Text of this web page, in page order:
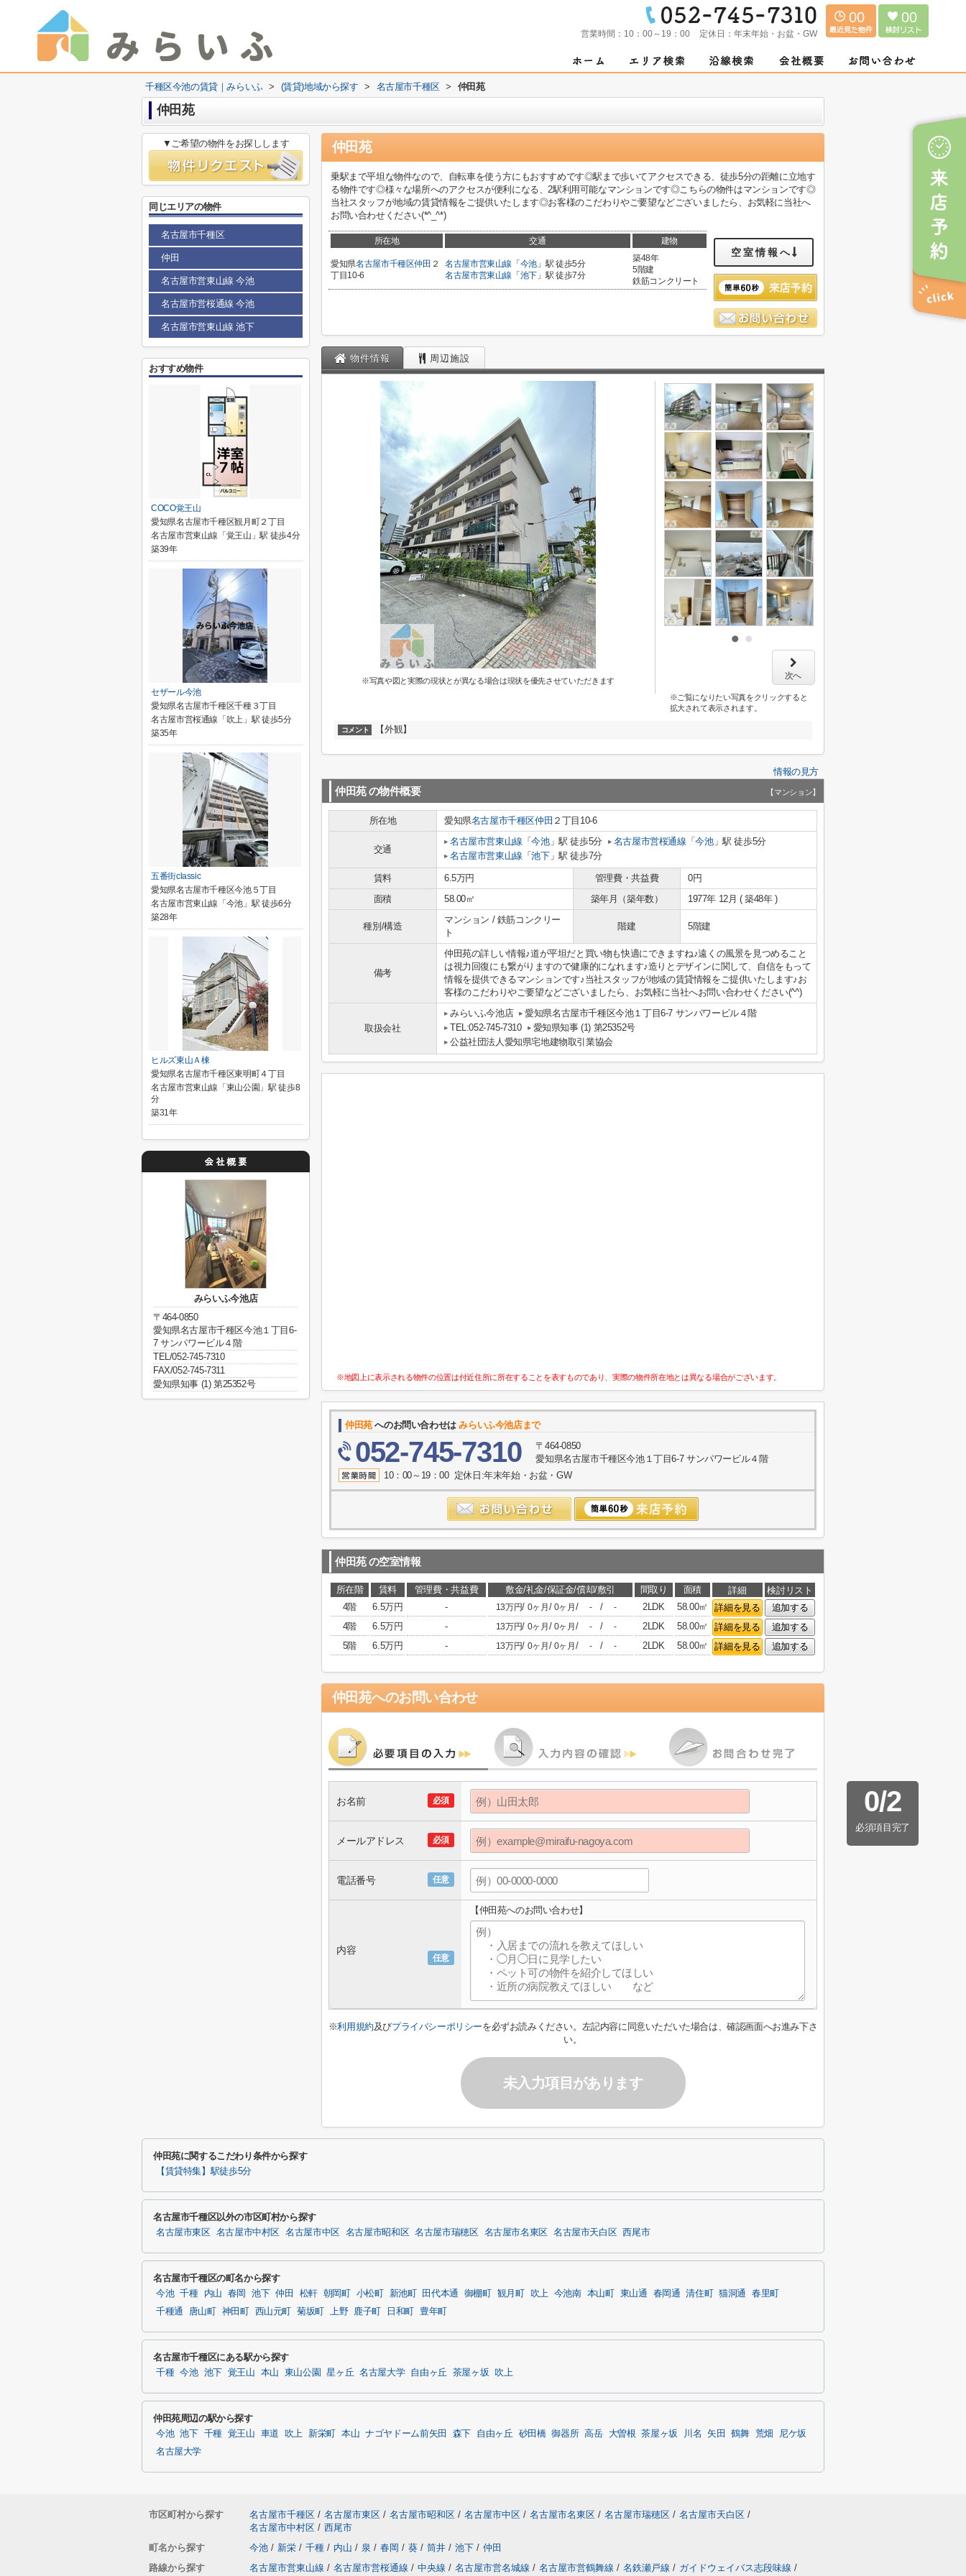
営業時間： 10：00～19：00 定休日： 年末年始・お盆・GW
00 00
千種区今池の賃貸｜みらいふ > (賃貸)地域から探す > 名古屋市千種区 > 仲田苑
仲田苑
仲田苑
乗駅まで平坦な物件なので、自転車を使う方にもおすすめです◎駅まで歩いてアクセスできる、徒歩5分の距離に立地す
る物件です◎様々な場所へのアクセスが便利になる、2駅利用可能なマンションです◎こちらの物件はマンションです◎
当社スタッフが地域の賃貸情報をご提供いたします◎お客様のこだわりやご要望などございましたら、お気軽に当社へ
お問い合わせください(*^_^*)
所在地 交通 建物
愛知県名古屋市千種区仲田 ２
丁目10-6
名古屋市営東山線 「 今池 」駅 徒歩5分
名古屋市営東山線 「 池下 」駅 徒歩7分
築48年
5階建
鉄筋コンクリート
空室情報へ
物件情報 周辺施設
※写真や図と実際の現状とが異なる場合は現状を優先させていただきます 次へ
※ご覧になりたい写真をクリックすると
拡大されて表示されます。
コメント 【外観】
情報の見方
仲田苑 の物件概要 【マンション】
所在地 愛知県名古屋市千種区仲田 ２丁目10-6
交通
名古屋市営東山線 「今池」駅 徒歩5分 名古屋市営桜通線 「今池」駅 徒歩5分
名古屋市営東山線 「池下」駅 徒歩7分
賃料 6.5万円 管理費・共益費
0円
面積
58.00㎡ 築年月（築年数） 1977年 12月 ( 築48年 )
種別/構造
マンション / 鉄筋コンクリー
ト
階建 5階建
備考
仲田苑の詳しい情報♪道が平坦だと買い物も快適にできますね♪遠くの風景を見つめること
は視力回復にも繋がりますので健康的になれます♪造りとデザインに関して、自信をもって
情報を提供できるマンションです♪当社スタッフが地域の賃貸情報をご提供いたします♪お
客様のこだわりやご要望などございましたら、お気軽に当社へお問い合わせください(^^)
取扱会社
みらいふ今池店
愛知県名古屋市千種区今池１丁目6-7 サンパワービル４階
TEL:052-745-7310
愛知県知事 (1) 第25352号
公益社団法人愛知県宅地建物取引業協会
※地図上に表示される物件の位置は付近住所に所在することを表すものであり、実際の物件所在地とは異なる場合がございます。
仲田苑へのお問い合わせはみらいふ今池店まで
052-745-7310
〒464-0850
愛知県名古屋市千種区今池１丁目6-7 サンパワービル４階
10：00～19：00 定休日:年末年始・お盆・GW
仲田苑 の空室情報
所在階 賃料 管理費・共益費 敷金/礼金/保証金/償却/敷引 間取り 面積 詳細
検討リスト
4階
6.5万円 - 13万円/ 0ヶ月 / 0ヶ月 / - / - 2LDK 58.00㎡ 詳細を見る
追加する
4階
6.5万円 - 13万円/ 0ヶ月 / 0ヶ月 / - / - 2LDK 58.00㎡ 詳細を見る
追加する
5階
6.5万円 - 13万円/ 0ヶ月 / 0ヶ月 / - / - 2LDK 58.00㎡ 詳細を見る 追加する
仲田苑へのお問い合わせ
0/2
必須項目完了
必須
お名前
必須
メールアドレス
任意
電話番号
任意
内容
【仲田苑へのお問い合わせ】
※利用規約及びプライバシーポリシーを必ずお読みください。左記内容に同意いただいた場合は、確認画面へお進み下さ
い。
未入力項目があります
▼ご希望の物件をお探しします
同じエリアの物件
名古屋市千種区
仲田
名古屋市営東山線 今池
名古屋市営桜通線 今池
名古屋市営東山線 池下
おすすめ物件
COCO覚王山
愛知県名古屋市千種区観月町２丁目
名古屋市営東山線「覚王山」駅 徒歩4分
築39年
セザール今池
愛知県名古屋市千種区千種３丁目
名古屋市営桜通線「吹上」駅 徒歩5分
築35年
五番街classic
愛知県名古屋市千種区今池５丁目
名古屋市営東山線「今池」駅 徒歩6分
築28年
ヒルズ東山Ａ棟
愛知県名古屋市千種区東明町４丁目
名古屋市営東山線「東山公園」駅 徒歩8
分
築31年
みらいふ今池店
〒464-0850
愛知県名古屋市千種区今池１丁目6-
7 サンパワービル４階
TEL/052-745-7310
FAX/052-745-7311
愛知県知事 (1) 第25352号
仲田苑に関するこだわり条件から探す
【賃貸特集】駅徒歩5分
名古屋市千種区以外の市区町村から探す
名古屋市東区 名古屋市中村区 名古屋市中区 名古屋市昭和区 名古屋市瑞穂区 名古屋市名東区 名古屋市天白区 西尾市
名古屋市千種区の町名から探す
今池 千種 内山 春岡 池下 仲田 松軒 朝岡町 小松町 新池町 田代本通 御棚町 観月町 吹上 今池南 本山町 東山通 春岡通 清住町 猫洞通
春里町
千種通
唐山町 神田町 西山元町 菊坂町 上野 鹿子町 日和町 豊年町
名古屋市千種区にある駅から探す
千種 今池 池下 覚王山 本山 東山公園 星ヶ丘 名古屋大学 自由ヶ丘 茶屋ヶ坂 吹上
仲田苑周辺の駅から探す
今池 池下 千種 覚王山 車道 吹上 新栄町 本山 ナゴヤドーム前矢田 森下 自由ヶ丘 砂田橋 御器所 高岳 大曽根 茶屋ヶ坂 川名 矢田 鶴舞 荒畑
尼ケ坂
名古屋大学
市区町村から探す 名古屋市千種区 / 名古屋市東区 / 名古屋市昭和区 / 名古屋市中区 / 名古屋市名東区 / 名古屋市瑞穂区 / 名古屋市天白区 /
名古屋市中村区 / 西尾市
町名から探す
今池 / 新栄 / 千種 / 内山 / 泉 / 春岡 / 葵 / 筒井 / 池下 / 仲田
路線から探す
名古屋市営東山線 / 名古屋市営桜通線 / 中央線 / 名古屋市営名城線 / 名古屋市営鶴舞線 / 名鉄瀬戸線 / ガイドウェイバス志段味線 /